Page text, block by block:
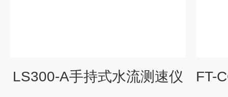
LS300-A手持式水流测速仪